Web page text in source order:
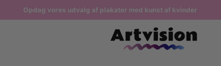
Opdag vores udvalg af plakater med kunst af kvinder